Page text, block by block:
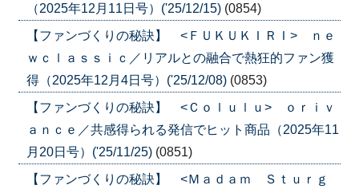
（2025年12月11日号）('25/12/15) (0854)
【ファンづくりの秘訣】 <ＦＵＫＵＫＩＲＩ> ｎｅ
ｗｃｌａｓｓｉｃ／リアルとの融合で熱狂的ファン獲
得（2025年12月4日号）('25/12/08) (0853)
【ファンづくりの秘訣】 <Ｃｏｌｕｌｕ> ｏｒｉｖ
ａｎｃｅ／共感得られる発信でヒット商品（2025年11
月20日号）('25/11/25) (0851)
【ファンづくりの秘訣】 <Ｍａｄａｍ Ｓｔｕｒｇ